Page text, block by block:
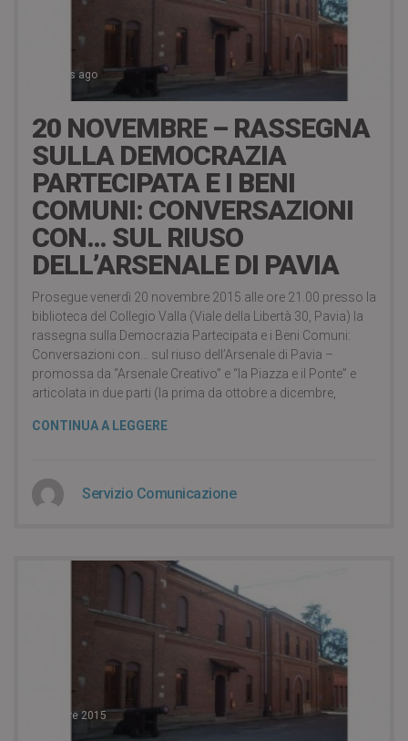
11 years ago
20 NOVEMBRE – RASSEGNA
SULLA DEMOCRAZIA
PARTECIPATA E I BENI
COMUNI: CONVERSAZIONI
CON… SUL RIUSO
DELL’ARSENALE DI PAVIA
Prosegue venerdì 20 novembre 2015 alle ore 21.00 presso la
biblioteca del Collegio Valla (Viale della Libertà 30, Pavia) la
rassegna sulla Democrazia Partecipata e i Beni Comuni:
Conversazioni con… sul riuso dell’Arsenale di Pavia –
promossa da “Arsenale Creativo” e “la Piazza e il Ponte” e
articolata in due parti (la prima da ottobre a dicembre,
CONTINUA A LEGGERE
Servizio Comunicazione
4 Ottobre 2015